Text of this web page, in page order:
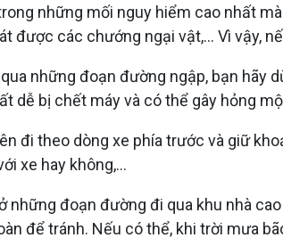
những mối nguy hiểm cao nhất
được các chướng ngại vật,... Vì vậy,
những đoạn đường ngập, bạn hãy
dễ bị chết máy và có thể gây hỏng
đi theo dòng xe phía trước và giữ
xe hay không,…
những đoạn đường đi qua khu nhà
để tránh. Nếu có thể, khi trời mưa